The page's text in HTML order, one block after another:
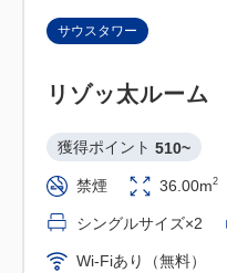
サウスタワー
リゾッ太ルーム
獲得ポイント 510~
禁煙 36.00m2
シングルサイズ×2
Wi-Fiあり（無料）